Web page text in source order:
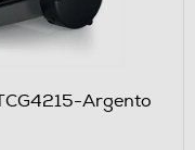
Argento